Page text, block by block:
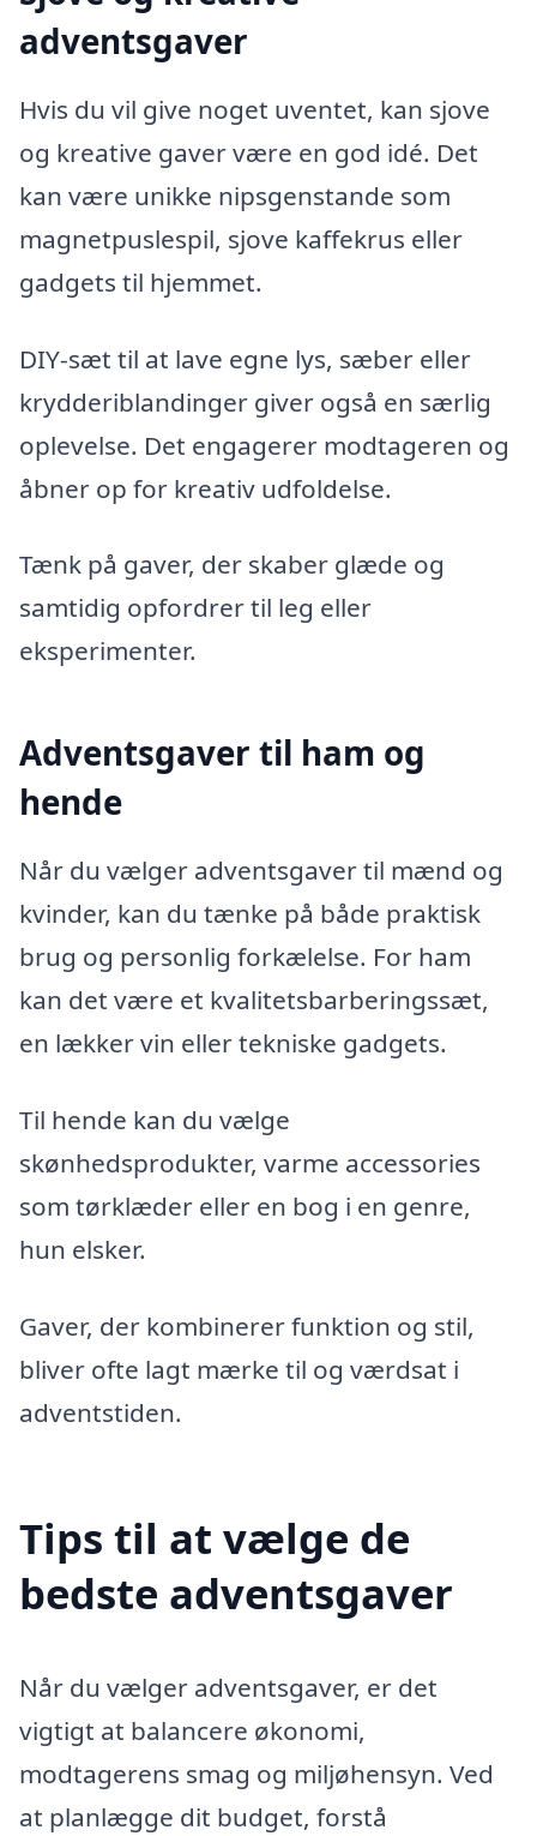
adventsgaver
Hvis du vil give noget uventet, kan sjove
og kreative gaver være en god idé. Det
kan være unikke nipsgenstande som
magnetpuslespil, sjove kaffekrus eller
gadgets til hjemmet.
DIY-sæt til at lave egne lys, sæber eller
krydderiblandinger giver også en særlig
oplevelse. Det engagerer modtageren og
åbner op for kreativ udfoldelse.
Tænk på gaver, der skaber glæde og
samtidig opfordrer til leg eller
eksperimenter.
Adventsgaver til ham og
hende
Når du vælger adventsgaver til mænd og
kvinder, kan du tænke på både praktisk
brug og personlig forkælelse. For ham
kan det være et kvalitetsbarberingssæt,
en lækker vin eller tekniske gadgets.
Til hende kan du vælge
skønhedsprodukter, varme accessories
som tørklæder eller en bog i en genre,
hun elsker.
Gaver, der kombinerer funktion og stil,
bliver ofte lagt mærke til og værdsat i
adventstiden.
Tips til at vælge de
bedste adventsgaver
Når du vælger adventsgaver, er det
vigtigt at balancere økonomi,
modtagerens smag og miljøhensyn. Ved
at planlægge dit budget, forstå